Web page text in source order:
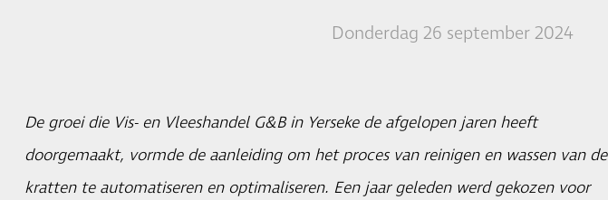
Donderdag 26 september 2024
De groei die Vis- en Vleeshandel G&B in Yerseke de afgelopen jaren heeft
doorgemaakt, vormde de aanleiding om het proces van reinigen en wassen van de
kratten te automatiseren en optimaliseren. Een jaar geleden werd gekozen voor